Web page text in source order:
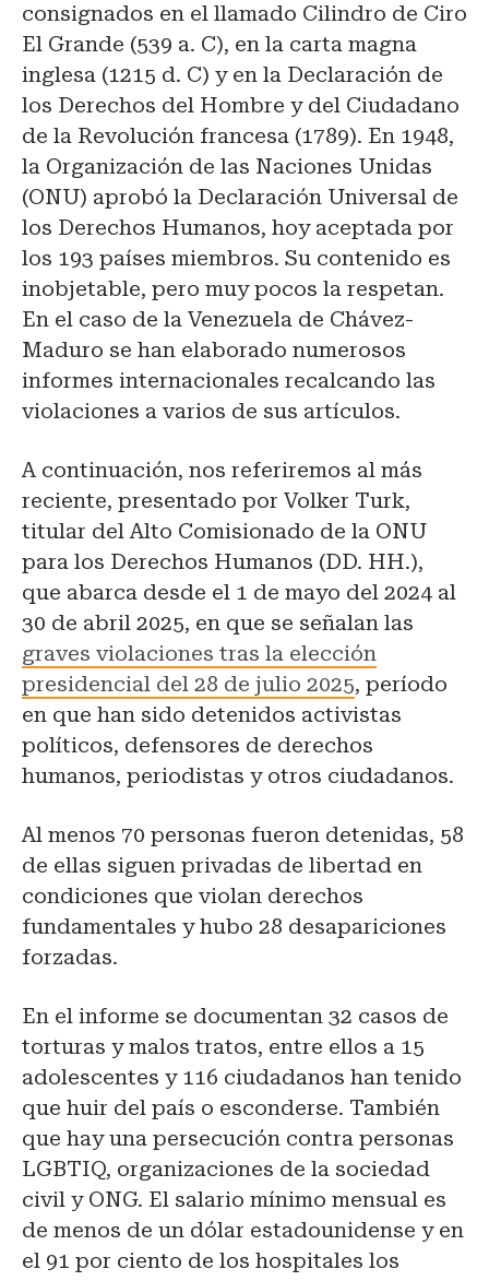
consignados en el llamado Cilindro de Ciro
El Grande (539 a. C), en la carta magna
inglesa (1215 d. C) y en la Declaración de
los Derechos del Hombre y del Ciudadano
de la Revolución francesa (1789). En 1948,
la Organización de las Naciones Unidas
(ONU) aprobó la Declaración Universal de
los Derechos Humanos, hoy aceptada por
los 193 países miembros. Su contenido es
inobjetable, pero muy pocos la respetan.
En el caso de la Venezuela de Chávez-
Maduro se han elaborado numerosos
informes internacionales recalcando las
violaciones a varios de sus artículos.
A continuación, nos referiremos al más
reciente, presentado por Volker Turk,
titular del Alto Comisionado de la ONU
para los Derechos Humanos (DD. HH.),
que abarca desde el 1 de mayo del 2024 al
30 de abril 2025, en que se señalan las
graves violaciones tras la elección
presidencial del 28 de julio 2025, período
en que han sido detenidos activistas
políticos, defensores de derechos
humanos, periodistas y otros ciudadanos.
Al menos 70 personas fueron detenidas, 58
de ellas siguen privadas de libertad en
condiciones que violan derechos
fundamentales y hubo 28 desapariciones
forzadas.
En el informe se documentan 32 casos de
torturas y malos tratos, entre ellos a 15
adolescentes y 116 ciudadanos han tenido
que huir del país o esconderse. También
que hay una persecución contra personas
LGBTIQ, organizaciones de la sociedad
civil y ONG. El salario mínimo mensual es
de menos de un dólar estadounidense y en
el 91 por ciento de los hospitales los